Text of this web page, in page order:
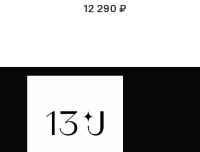
12 290 ₽